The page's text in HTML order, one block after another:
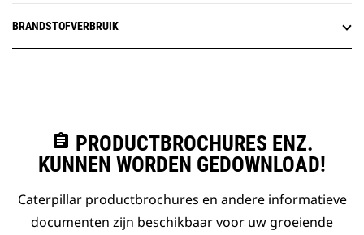
BRANDSTOFVERBRUIK
assignment PRODUCTBROCHURES ENZ.
KUNNEN WORDEN GEDOWNLOAD!
Caterpillar productbrochures en andere informatieve
documenten zijn beschikbaar voor uw groeiende